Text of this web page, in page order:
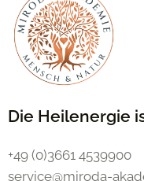
Die Heilenergie
+49 (0)3661 4539900
service@miroda-